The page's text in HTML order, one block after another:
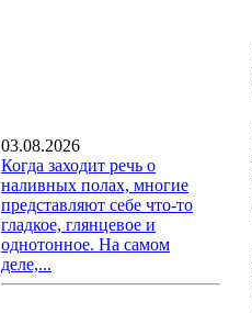
03.08.2026
Когда заходит речь о
наливных полах, многие
представляют себе что-то
гладкое, глянцевое и
однотонное. На самом
деле,...